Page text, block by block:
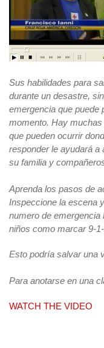
Sus habilidades para
durante un desastre,
emergencia que puede
momento. Hay
que pueden ocurrir
responder le ayudará a
su familia y
Aprenda los pasos de
Inspeccione la escena
numero de emergencia
niños como marcar 9-
Esto podría salvar una
Para anotarse en una
WATCH THE VIDEO